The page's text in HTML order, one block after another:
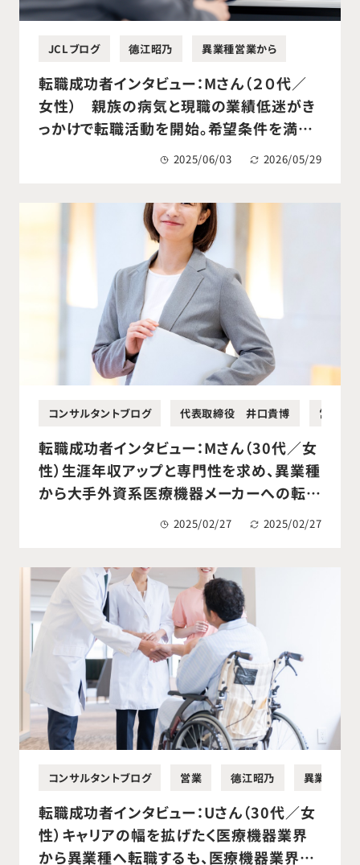
JCLブログ 德江昭乃 異業種営業から
転職成功者インタビュー：Mさん（２０代／
女性） 親族の病気と現職の業績低迷がき
っかけで転職活動を開始。希望条件を満た
す医療機器メーカーへ転職成功。
2025/06/03 2026/05/29
コンサルタントブログ 代表取締役 井口貴博 営業
転職成功者インタビュー：Mさん（30代／女
性）生涯年収アップと専門性を求め、異業種
から大手外資系医療機器メーカーへの転職
2025/02/27 2025/02/27
コンサルタントブログ 営業 德江昭乃 異業種営
転職成功者インタビュー：Uさん（30代／女
性）キャリアの幅を拡げたく医療機器業界
から異業種へ転職するも、医療機器業界で